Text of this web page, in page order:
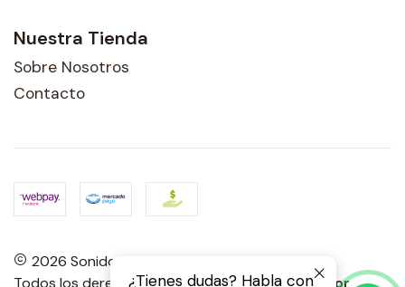
Nuestra Tienda
Sobre Nosotros
Contacto
2026 Sonidos Porteños.
Todos los derechos reservados.Desarrollado por
¿Tienes dudas? Habla con